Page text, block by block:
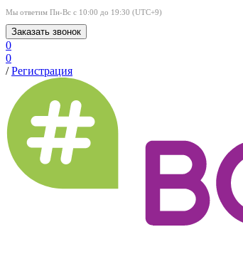
Мы ответим Пн-Вс с 10:00 до 19:30 (UTC+9)
Заказать звонок
0
0
/ Регистрация